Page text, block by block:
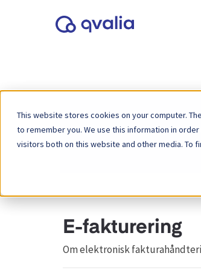
This website stores cookies on your computer.
to remember you. We use this information in
visitors both on this website and other media. To
Hjem Vidensbase
E-fakturering
Om elektronisk